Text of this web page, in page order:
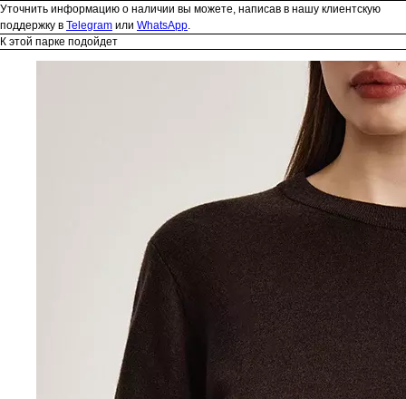
Уточнить информацию о наличии вы можете, написав в нашу клиентскую
поддержку в Telegram или WhatsApp
К этой парке подойдет